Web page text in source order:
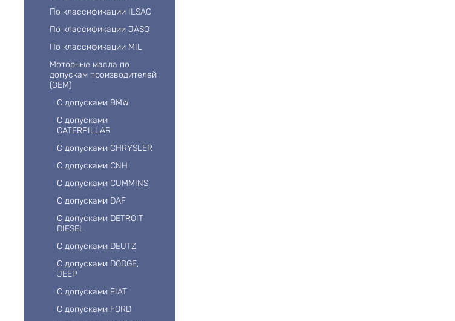
По классификации ILSAC
По классификации JASO
По классификации MIL
Моторные масла по
допускам производителей
(OEM)
С допусками BMW
С допусками
CATERPILLAR
С допусками CHRYSLER
С допусками CNH
С допусками CUMMINS
С допусками DAF
С допусками DETROIT
DIESEL
С допусками DEUTZ
С допусками DODGE,
JEEP
С допусками FIAT
С допусками FORD